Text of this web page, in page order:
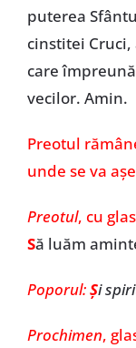
puterea
cinstitei Cruci,
care
vecilor. Amin.
Preotul
unde se va
Preotul, cu
Să luăm
Poporul:Și
Prochimen,